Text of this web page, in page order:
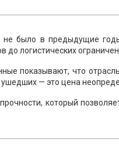
не было в предыдущие
логистических
показывают, что
— это цена
который